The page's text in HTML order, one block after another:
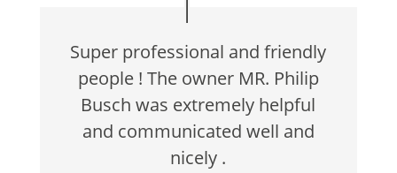
Super professional and friendly
people ! The owner MR. Philip
Busch was extremely helpful
and communicated well and
nicely .